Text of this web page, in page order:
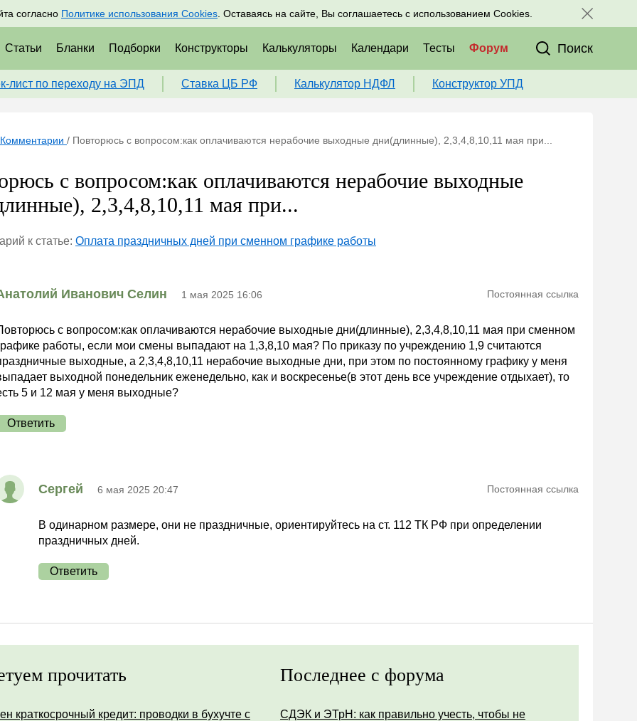
согласно Политике использования Cookies . Оставаясь на сайте, Вы соглашаетесь с использованием Cookies.
Подписаться Присоединяйтесь к нам в соц. сетях:
Статьи Бланки Подборки Конструкторы Калькуляторы Календари Тесты Форум Поиск
лист по переходу на ЭПД Ставка ЦБ РФ Калькулятор НДФЛ Конструктор УПД
Комментарии / Повторюсь с вопросом:как оплачиваются нерабочие выходные дни(длинные), 2,3,4,8,10,11 мая при...
с вопросом:как оплачиваются нерабочие выходные
2,3,4,8,10,11 мая при...
к статье: Оплата праздничных дней при сменном графике работы
Иванович Селин 1 мая 2025 16:06 Постоянная ссылка
с вопросом:как оплачиваются нерабочие выходные дни(длинные), 2,3,4,8,10,11 мая при сменном
работы, если мои смены выпадают на 1,3,8,10 мая? По приказу по учреждению 1,9 считаются
выходные, а 2,3,4,8,10,11 нерабочие выходные дни, при этом по постоянному графику у меня
выходной понедельник еженедельно, как и воскресенье(в этот день все учреждение отдыхает), то
5 и 12 мая у меня выходные?
Ответить
Сергей 6 мая 2025 20:47 Постоянная ссылка
В одинарном размере, они не праздничные, ориентируйтесь на ст. 112 ТК РФ при определении
праздничных дней.
Ответить
прочитать
краткосрочный кредит: проводки в бухучте с
Последнее с форума
СДЭК и ЭТрН: как правильно учесть, чтобы не